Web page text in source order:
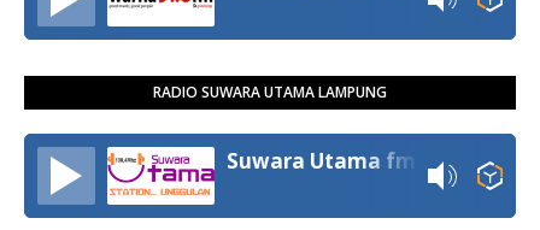
RADIO SUWARA UTAMA LAMPUNG
Suwara Utama fm